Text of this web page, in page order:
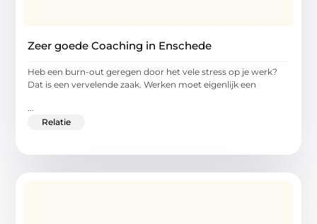
Zeer goede Coaching in Enschede
Heb een burn-out geregen door het vele stress op je werk?
Dat is een vervelende zaak. Werken moet eigenlijk een
Relatie